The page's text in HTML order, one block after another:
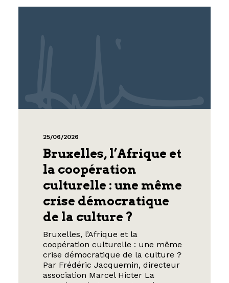
25/06/2026
Bruxelles, l’Afrique et
la coopération
culturelle : une même
crise démocratique
de la culture ?
Bruxelles, l’Afrique et la
coopération culturelle : une même
crise démocratique de la culture ?
Par Frédéric Jacquemin, directeur
association Marcel Hicter La